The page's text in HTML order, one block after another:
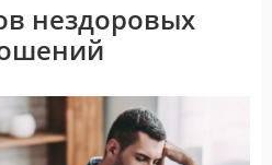
нездоровых